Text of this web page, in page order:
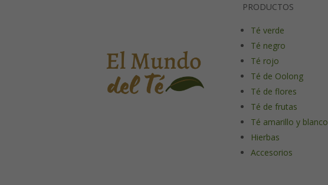
PRODUCTOS
Té verde
Té negro
Té rojo
Té de Oolong
Té de flores
Té de frutas
Té amarillo y blanco
Hierbas
Accesorios